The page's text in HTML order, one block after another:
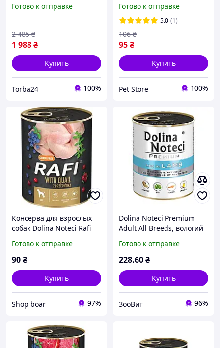
Готово к отправке
1 988₴
2 485 ₴
Купить
Torba24 100%
и клюква 400 г
Готово к отправке
5.0 (1)
95₴
106 ₴
Купить
Pet Store 100%
Консерва для взрослых
собак Dolina Noteci Rafi
голубика и клюква 800 г
Готово к отправке
90₴
Купить
Shop boar 97%
Dolina Noteci Premium
Adult All Breeds, вологий
(800 г) ягня
Готово к отправке
228.60₴
Купить
ЗооВит 96%